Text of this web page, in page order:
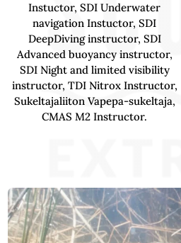
Instuctor, SDI Underwater
navigation Instuctor, SDI
DeepDiving instructor, SDI
Advanced buoyancy instructor,
SDI Night and limited visibility
instructor, TDI Nitrox Instructor,
Sukeltajaliiton Vapepa-sukeltaja,
CMAS M2 Instructor.